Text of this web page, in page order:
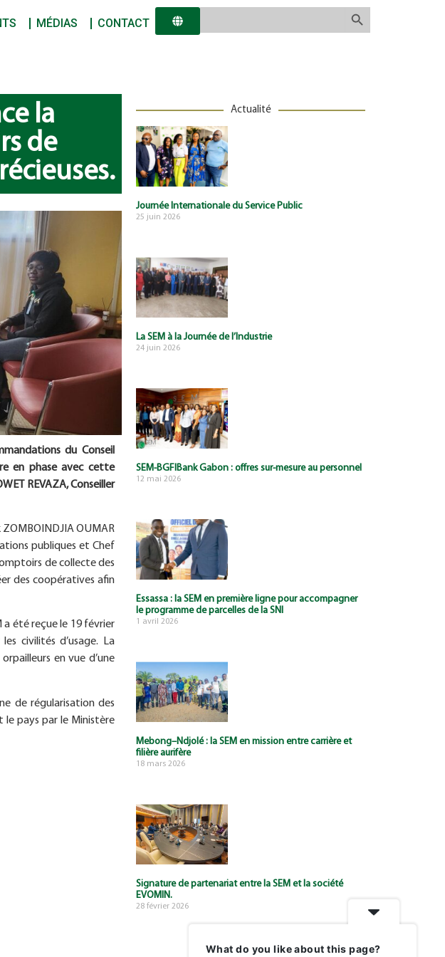
MÉDIAS CONTACT
Search
Search Button
la
de
du Conseil
en phase avec cette
REVAZA, Conseiller
ZOMBOINDJIA OUMAR
publiques et Chef
de collecte des
des coopératives afin
a été reçue le 19 février
civilités d’usage. La
en vue d’une
de régularisation des
le pays par le Ministère
Actualité
Journée Internationale du Service Public
25 juin 2026
La SEM à la Journée de l’Industrie
24 juin 2026
SEM-BGFIBank Gabon : offres sur-mesure au personnel
12 mai 2026
Essassa : la SEM en première ligne pour accompagner
le programme de parcelles de la SNI
1 avril 2026
Mebong–Ndjolé : la SEM en mission entre carrière et
filière aurifère
18 mars 2026
Signature de partenariat entre la SEM et la société
EVOMIN.
28 février 2026
What do you like about this page?